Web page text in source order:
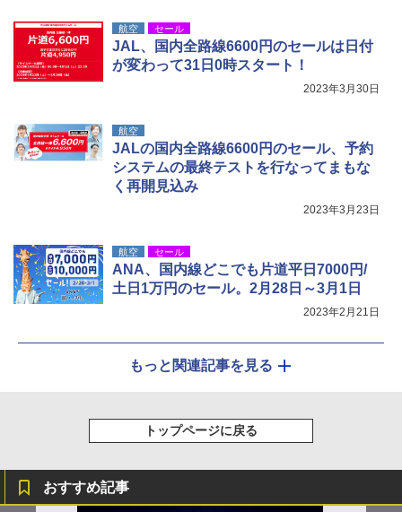
航空 セール
JAL、国内全路線6600円のセールは日付
が変わって31日0時スタート！
2023年3月30日
航空
JALの国内全路線6600円のセール、予約
システムの最終テストを行なってまもな
く再開見込み
2023年3月23日
航空 セール
ANA、国内線どこでも片道平日7000円/
土日1万円のセール。2月28日～3月1日
2023年2月21日
もっと関連記事を見る
トップページに戻る
おすすめ記事